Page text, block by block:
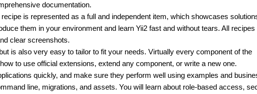
documentation.
is represented as a full and independent item, which showcases
them in your environment and learn Yii2 fast and without tears. All recipes
clear screenshots.
is also very easy to tailor to fit your needs. Virtually every component of the
to use official extensions, extend any component, or write a new one.
quickly, and make sure they perform well using examples and
line, migrations, and assets. You will learn about role-based access,